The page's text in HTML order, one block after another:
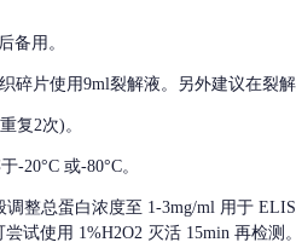
备用。
碎片使用9ml裂解液。另外建议在裂
复2次)。
20°C 或-80°C。
整总蛋白浓度至 1-3mg/ml 用于
试使用 1%H2O2 灭活 15min 再检测。